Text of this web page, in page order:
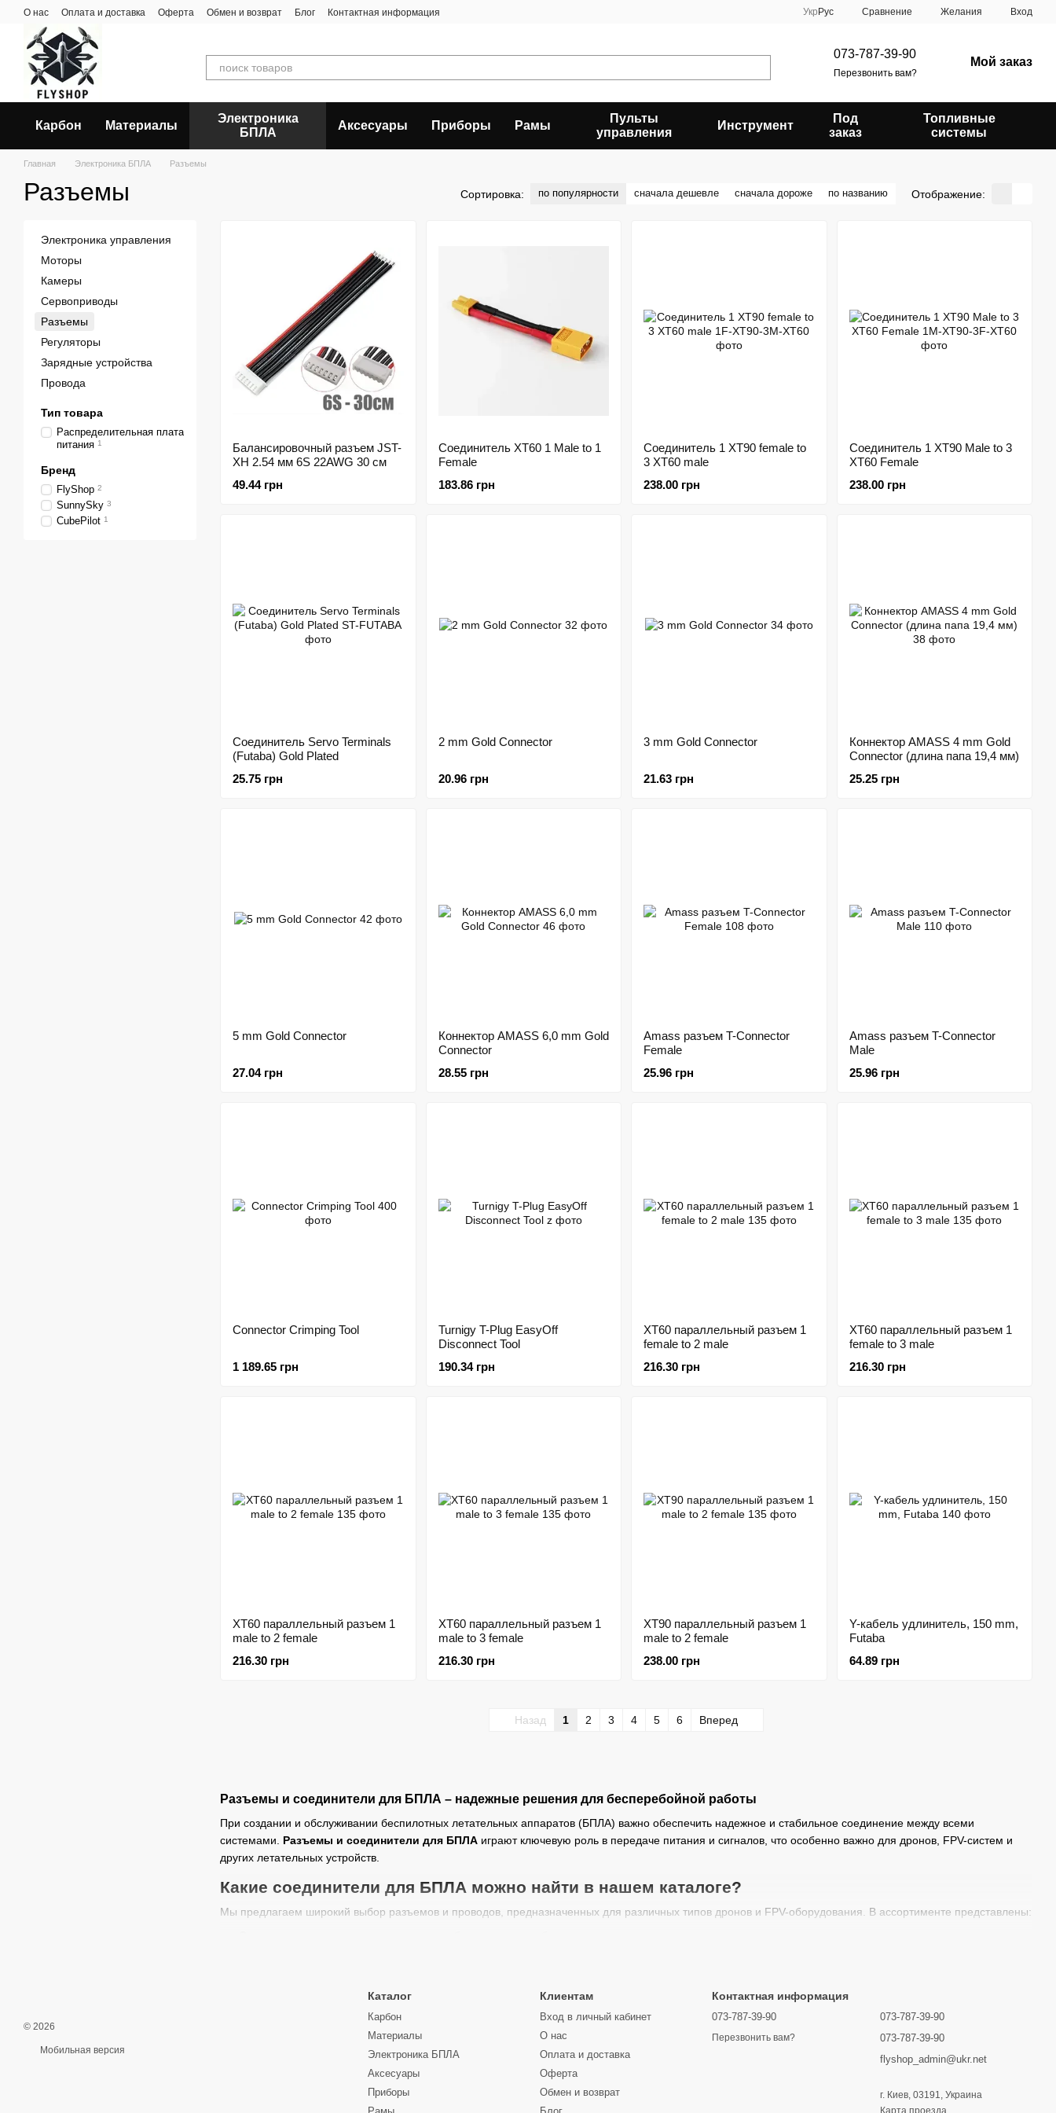
Перейти к основному контенту
О нас Оплата и доставка Оферта Обмен и возврат Блог Контактная информация Укр Рус Сравнение Желания Вход
073-787-39-90
Перезвонить вам?
Мой заказ
Карбон Материалы
Электроника
БПЛА
Аксесуары Приборы Рамы
Пульты
управления
Инструмент
Под
заказ
Топливные
системы
Главная Электроника БПЛА Разъемы
Разъемы Сортировка: по популярности сначала дешевле сначала дороже по названию Отображение:
Разъемы и соединители для БПЛА – надежные решения для бесперебойной работы
При создании и обслуживании беспилотных летательных аппаратов (БПЛА) важно обеспечить надежное и стабильное соединение между всеми
системами. Разъемы и соединители для БПЛА играют ключевую роль в передаче питания и сигналов, что особенно важно для дронов, FPV-систем и
других летательных устройств.
Какие соединители для БПЛА можно найти в нашем каталоге?
Мы предлагаем широкий выбор разъемов и проводов, предназначенных для различных типов дронов и FPV-оборудования. В ассортименте представлены:
Разъемы с высокой токопроводимостью
– минимизируют потери энергии и улучшают производительность системы.
Как выбрать соединители для дронов?
При выборе разъемов и соединителей для FPV и дронов важно учитывать несколько ключевых параметров:
– необходимо подбирать коннекторы с запасом по мощности, чтобы избежать перегрева и потерь энергии.
Балансировочный разъем JST-
XH 2.54 мм 6S 22AWG 30 см
49.44 грн
Соединитель XT60 1 Male to 1
Female
183.86 грн
Соединитель 1 XT90 female to
3 XT60 male
238.00 грн
Соединитель 1 XT90 Male to 3
XT60 Female
238.00 грн
Соединитель Servo Terminals
(Futaba) Gold Plated
25.75 грн
2 mm Gold Connector
20.96 грн
3 mm Gold Connector
21.63 грн
Коннектор AMASS 4 mm Gold
Connector (длина папа 19,4 мм)
25.25 грн
5 mm Gold Connector
27.04 грн
Коннектор AMASS 6,0 mm Gold
Connector
28.55 грн
Amass разъем T-Connector
Female
25.96 грн
Amass разъем T-Connector
Male
25.96 грн
Connector Crimping Tool
1 189.65 грн
Turnigy T-Plug EasyOff
Disconnect Tool
190.34 грн
XT60 параллельный разъем 1
female to 2 male
216.30 грн
XT60 параллельный разъем 1
female to 3 male
216.30 грн
XT60 параллельный разъем 1
male to 2 female
216.30 грн
XT60 параллельный разъем 1
male to 3 female
216.30 грн
XT90 параллельный разъем 1
male to 2 female
238.00 грн
Y-кабель удлинитель, 150 mm,
Futaba
64.89 грн
Назад 1 2 3 4 5 6 Вперед
Электроника управления
Моторы
Камеры
Сервоприводы
Разъемы
Регуляторы
Зарядные устройства
Провода
Тип товара
Распределительная плата
питания 1
Бренд
FlyShop 2
SunnySky 3
CubePilot 1
© 2026
Мобильная версия
Каталог
Карбон
Материалы
Электроника БПЛА
Аксесуары
Приборы
Клиентам
Вход в личный кабинет
О нас
Оплата и доставка
Оферта
Обмен и возврат
Контактная информация
073-787-39-90
Перезвонить вам?
073-787-39-90
073-787-39-90
flyshop_admin@ukr.net
г. Киев, 03191, Украина
Карта проезда